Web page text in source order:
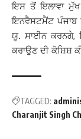
ਇਸ ਤੋਂ ਇਲਾਵਾ
ਇਨਵੈਸਟਮੈਂਟ ਪੰਜਾਬ
ਯੂ. ਸਾਈਨ ਕਰਨਗੇ,
ਕਰਾਉਣ ਦੀ ਕੋਸ਼ਿਸ਼
TAGGED:
Charanjit Singh